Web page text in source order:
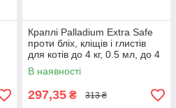
Краплі Palladium Extra Safe
проти бліх, кліщів і глистів
для котів до 4 кг, 0.5 мл, до 4
кг
В наявності
297,35 ₴ 313 ₴